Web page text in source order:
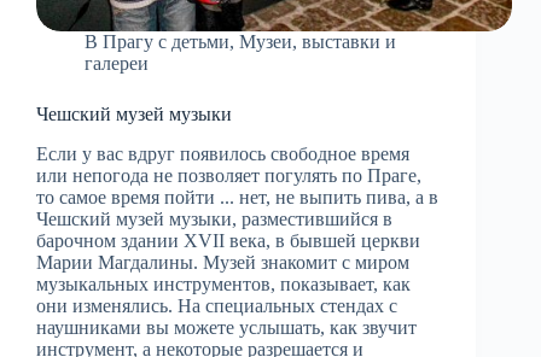
В Прагу с детьми, Музеи, выставки и
галереи
Чешский музей музыки
Если у вас вдруг появилось свободное время
или непогода не позволяет погулять по Праге,
то самое время пойти ... нет, не выпить пива, а в
Чешский музей музыки, ‎разместившийся в
барочном здании XVII века, в бывшей церкви
Марии Магдалины. Музей знакомит с миром
музыкальных инструментов, показывает, как
они изменялись. На специальных стендах с
наушниками вы можете услышать, как звучит
инструмент, а некоторые разрешается и